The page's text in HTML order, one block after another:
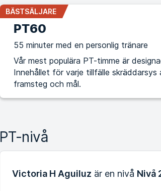
PT60
BÄSTSÄLJARE
55 minuter med en personlig tränare
Vår mest populära PT-timme är
Innehållet för varje tillfälle
framsteg och mål.
PT-nivå
Victoria H Aguiluz är en nivå Nivå